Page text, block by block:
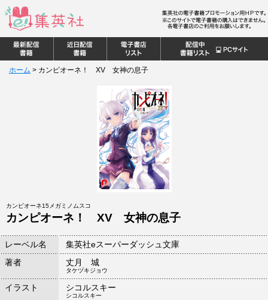
ホーム > カンピオーネ！ XV 女神の息子
カンピオーネ15メガミノムスコ
カンピオーネ！ XV 女神の息子
レーベル名
集英社eスーパーダッシュ文庫
著者
丈月 城
タケヅキジョウ
イラスト シコルスキー
シコルスキー